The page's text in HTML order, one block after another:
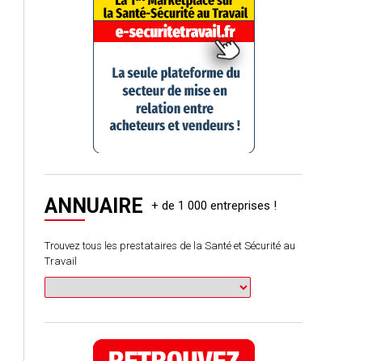
ANNUAIRE
Trouvez tous les prestataires de la Santé et Sécurité au
Travail